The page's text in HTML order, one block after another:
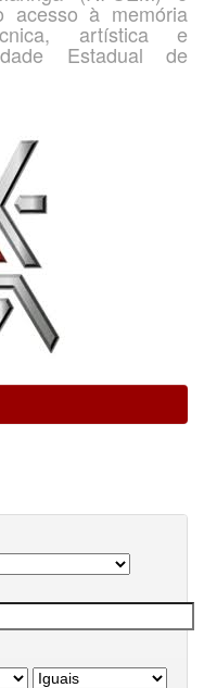
acesso à memória
artística e
Estadual de